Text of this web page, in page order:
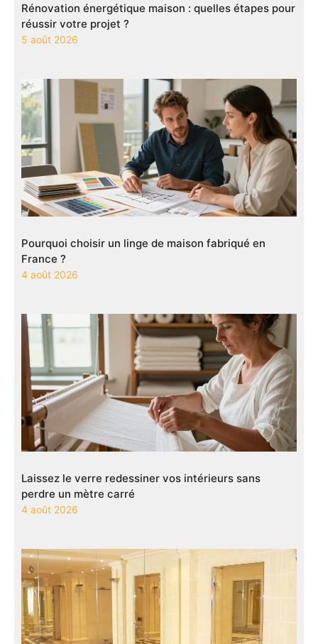
Rénovation énergétique maison : quelles étapes pour
réussir votre projet ?
5 août 2026
Pourquoi choisir un linge de maison fabriqué en
France ?
4 août 2026
Laissez le verre redessiner vos intérieurs sans
perdre un mètre carré
4 août 2026